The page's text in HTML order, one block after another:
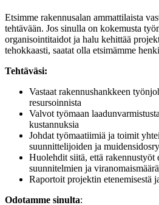
Etsimme rakennusalan ammattilaista
tehtävään. Jos sinulla on kokemusta
organisointitaidot ja halu kehittää
tehokkaasti, saatat olla etsimämme
Tehtäväsi:
Vastaat rakennushankkeen
resursoinnista
Valvot työmaan
kustannuksia
Johdat työmaatiimiä ja toimit
suunnittelijoiden ja
Huolehdit siitä, että rakennustyöt
suunnitelmien ja
Raportoit projektin etenemisestä
Odotamme sinulta: